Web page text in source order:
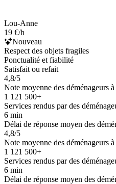
Lou-Anne
19 €/h
Nouveau
Respect des objets fragiles
Ponctualité et fiabilité
Satisfait ou refait
4,8/5
Note moyenne des déménageurs
1 121 500+
Services rendus par des
6 min
Délai de réponse moyen des
4,8/5
Note moyenne des déménageurs
1 121 500+
Services rendus par des
6 min
Délai de réponse moyen des